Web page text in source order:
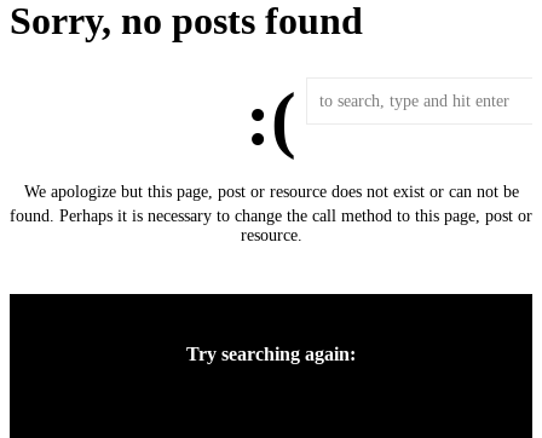
Sorry, no posts found
:(
We apologize but this page, post or resource does not exist or can not be
found. Perhaps it is necessary to change the call method to this page, post or
resource.
Try searching again: